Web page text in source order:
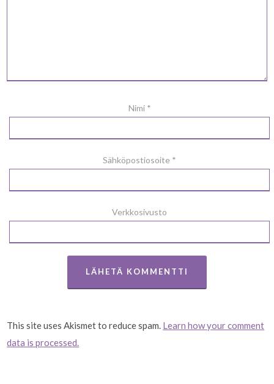
Nimi *
Sähköpostiosoite *
Verkkosivusto
This site uses Akismet to reduce spam. Learn how your comment
data is processed.